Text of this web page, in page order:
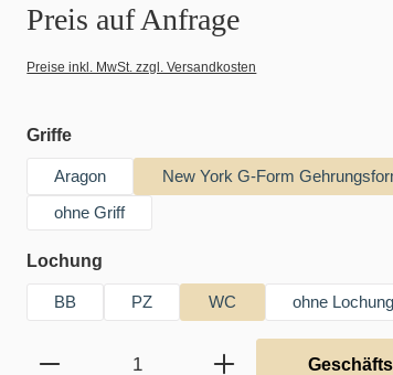
Preis auf Anfrage
Preise inkl. MwSt. zzgl. Versandkosten
Griffeauswählen
Aragon New York G-Form
ohne Griff
Lochung
BB PZ WC ohne
Produkt Anzahl: Gib den